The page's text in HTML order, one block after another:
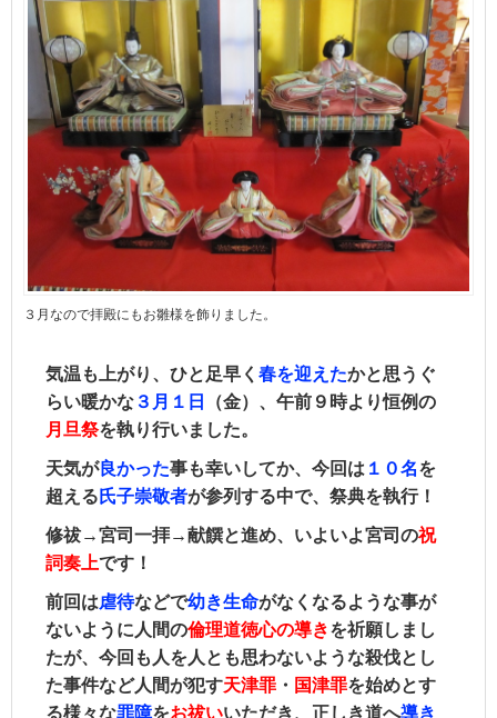
３月なので拝殿にもお雛様を飾りました。
気温も上がり、ひと足早く 春を迎えたかと思うぐ
らい暖かな ３月１日
（金）、午前９時より恒例の
月旦祭を執り行いました。
天気が良かった事も幸いしてか、今回は １０名を
超える 氏子崇敬者が参列する中で、祭典を執行！
修祓→宮司一拝→献饌と進め、いよいよ宮司の祝
詞奏上です！
前回は虐待などで幼き生命がなくなるような事が
ないように人間の倫理道徳心の導きを祈願しまし
たが、今回も人を人とも思わないような殺伐とし
た事件など人間が犯す天津罪 ・ 国津罪を始めとす
る様々な罪障をお祓いいただき、正しき道へ導き